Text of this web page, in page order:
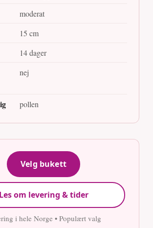
moderat
15 cm
14 dager
nej
pollen
Velg bukett
Les om levering & tider
i hele Norge • Populært valg